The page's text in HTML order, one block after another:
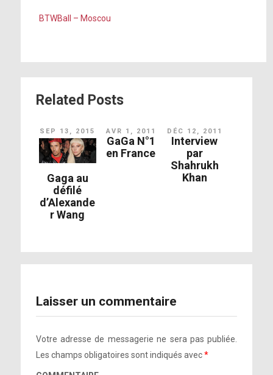
BTWBall – Moscou
Related Posts
SEP 13, 2015
Gaga au
défilé
d’Alexande
r Wang
AVR 1, 2011
GaGa N°1
en France
DÉC 12, 2011
Interview
par
Shahrukh
Khan
Laisser un commentaire
Votre adresse de messagerie ne sera pas publiée.
Les champs obligatoires sont indiqués avec*